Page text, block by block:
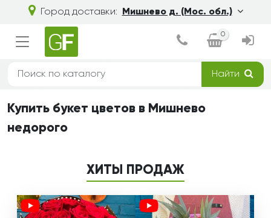
Город доставки: Мишнево д. (Мос. обл.)
0
Найти
Купить букет цветов в Мишнево
недорого
ХИТЫ ПРОДАЖ